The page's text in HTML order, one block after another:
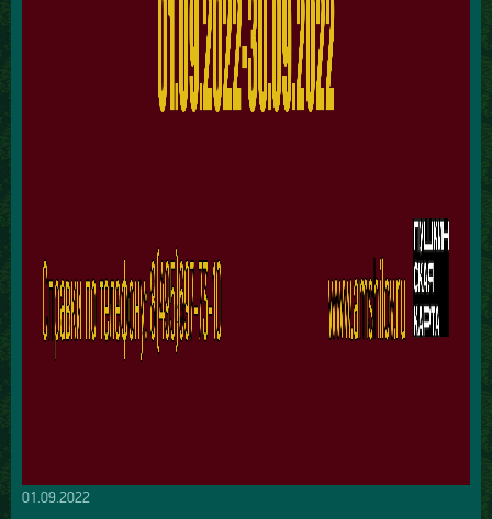
01.09.2022